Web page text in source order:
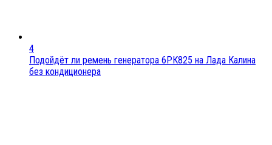
4
Подойдёт ли ремень генератора 6РК825 на Лада Калина
без кондиционера